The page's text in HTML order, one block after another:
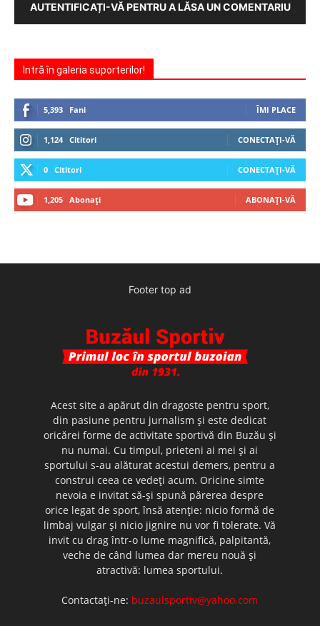
AUTENTIFICAȚI-VĂ PENTRU A LĂSA UN COMENTARIU
Intră în galeria suporterilor!
5,393 Fani ÎMI PLACE
1,124 Cititori CONECTAȚI-VĂ
0 Cititori CONECTAȚI-VĂ
1,205 Abonați ABONAȚI-VĂ
Footer top ad
Acest site a apărut din dragoste pentru sport,
din pasiune pentru jurnalism şi este dedicat
oricărei forme de activitate sportivă din Buzău şi
nu numai. Cu timpul, prieteni ai mei şi ai
sportului s-au alăturat acestui demers, pentru a
construi ceea ce vedeţi acum. Oricine simte
nevoia e invitat să-şi spună părerea despre
orice legat de sport, însă atenţie: nicio formă de
limbaj vulgar şi nicio jignire nu vor fi tolerate. Vă
invit cu drag într-o lume magnifică, palpitantă,
veche de când lumea dar mereu nouă şi
atractivă: lumea sportului.
Contactați-ne: buzaulsportiv@yahoo.com